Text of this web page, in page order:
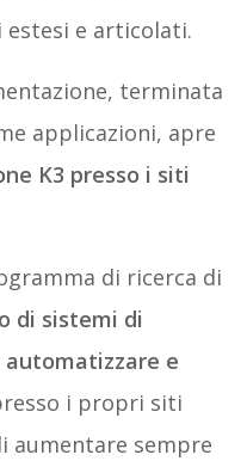
e articolati.
terminata
applicazioni, apre
K3 presso i siti
di ricerca di
di sistemi di
e
i propri siti
aumentare sempre